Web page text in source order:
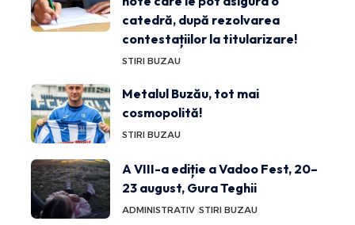
catedră, după rezolvarea
contestațiilor la titularizare!
STIRI BUZAU
Metalul Buzău, tot mai
cosmopolită!
STIRI BUZAU
A VIII-a ediție a Vadoo Fest, 20–
23 august, Gura Teghii
ADMINISTRATIV STIRI BUZAU